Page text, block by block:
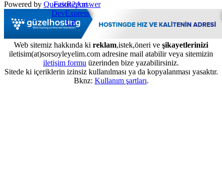
FastReport
DevExpress
C#
Powered by Question2Answer
Web sitemiz hakkında ki reklam,istek,öneri ve şikayetlerinizi
iletisim(at)sorsoyleyelim.com adresine mail atabilir veya sitemizin
iletişim formu üzerinden bize yazabilirsiniz.
Sitede ki içeriklerin izinsiz kullanılması ya da kopyalanması yasaktır.
Bknz: Kullanım şartları.